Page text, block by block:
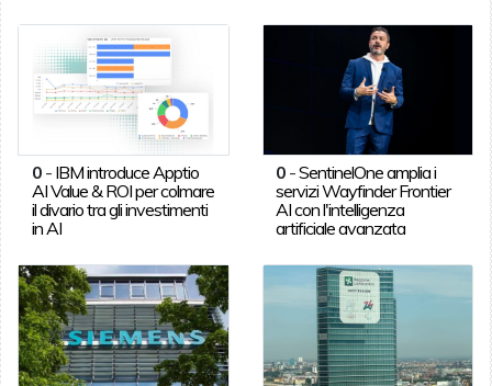
0- IBM introduce Apptio
AI Value & ROI per colmare
il divario tra gli investimenti
in AI
0 -SentinelOne amplia i
servizi Wayfinder Frontier
AI con l'intelligenza
artificiale avanzata